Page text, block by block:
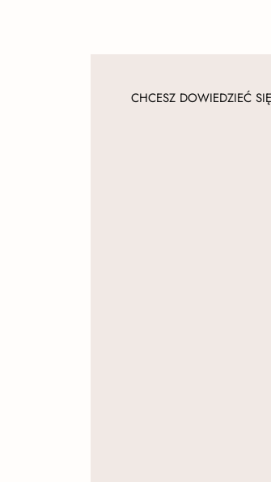
CHCESZ DOWIEDZIEĆ